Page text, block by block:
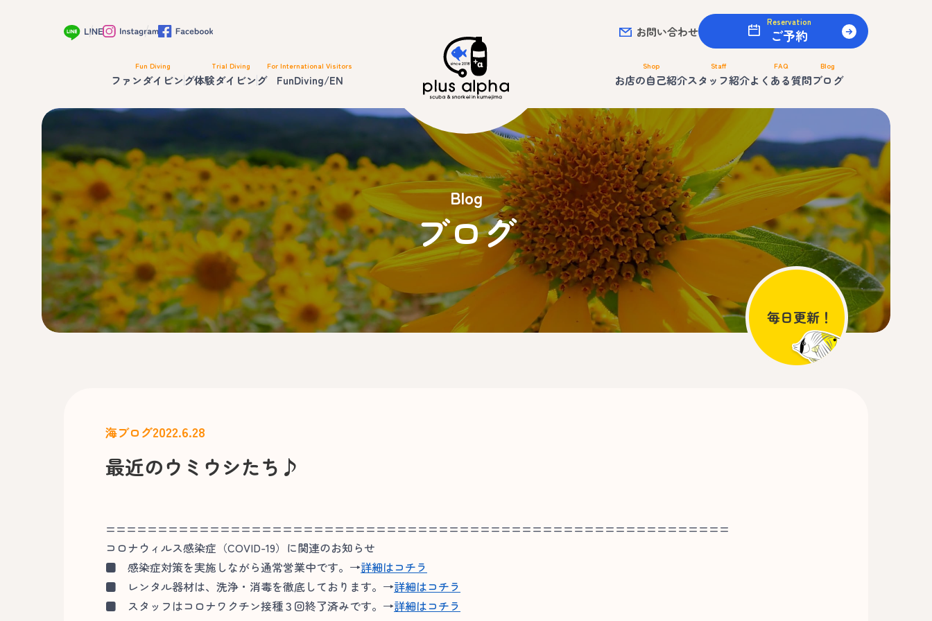
お問い合わせ
Reservation
ご予約
Fun Diving
ファンダイビング
Trial Diving
体験ダイビング
For International Visitors
FunDiving/EN
Shop
お店の自己紹介
Staff
スタッフ紹介
FAQ
よくある質問
Blog
ブログ
Blog
ブログ
海ブログ2022.6.28
最近のウミウシたち♪
============================================================
コロナウィルス感染症（COVID-19）に関連のお知らせ
■ 感染症対策を実施しながら通常営業中です。→詳細はコチラ
■ レンタル器材は、洗浄・消毒を徹底しております。→詳細はコチラ
■ スタッフはコロナワクチン接種３回終了済みです。→詳細はコチラ